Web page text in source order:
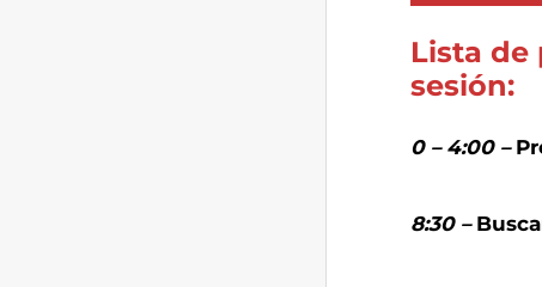
Lista de
sesión:
0 – 4:00 –
8:30 –